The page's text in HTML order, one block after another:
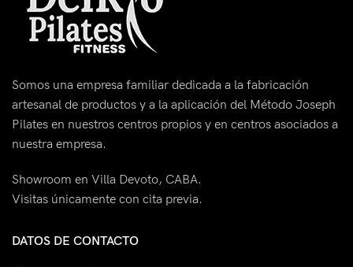
Somos una empresa familiar dedicada a la fabricación
artesanal de productos y a la aplicación del Método Joseph
Pilates en nuestros centros propios y en centros asociados a
nuestra empresa.
Showroom en Villa Devoto, CABA.
Visitas únicamente con cita previa.
DATOS DE CONTACTO